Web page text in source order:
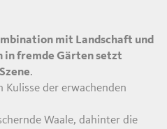
mit Landschaft und
in fremde Gärten setzt
.
der erwachenden
Waale, dahinter die